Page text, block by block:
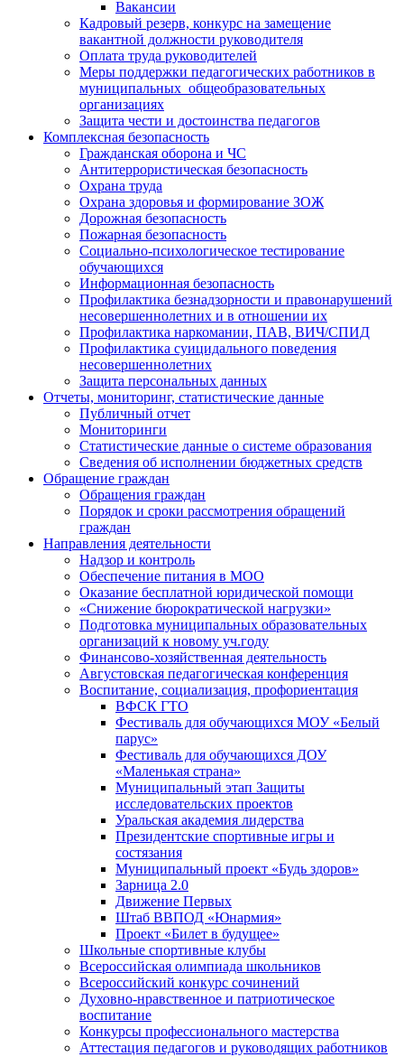
Вакансии
Кадровый резерв, конкурс на замещение
вакантной должности руководителя
Оплата труда руководителей
Меры поддержки педагогических работников в
муниципальных общеобразовательных
организациях
Защита чести и достоинства педагогов
Комплексная безопасность
Гражданская оборона и ЧС
Антитеррористическая безопасность
Охрана труда
Охрана здоровья и формирование ЗОЖ
Дорожная безопасность
Пожарная безопасность
Социально-психологическое тестирование
обучающихся
Информационная безопасность
Профилактика безнадзорности и правонарушений
несовершеннолетних и в отношении их
Профилактика наркомании, ПАВ, ВИЧ/СПИД
Профилактика суицидального поведения
несовершеннолетних
Защита персональных данных
Отчеты, мониторинг, статистические данные
Публичный отчет
Мониторинги
Статистические данные о системе образования
Сведения об исполнении бюджетных средств
Обращение граждан
Обращения граждан
Порядок и сроки рассмотрения обращений
граждан
Направления деятельности
Надзор и контроль
Обеспечение питания в МОО
Оказание бесплатной юридической помощи
«Снижение бюрократической нагрузки»
Подготовка муниципальных образовательных
организаций к новому уч.году
Финансово-хозяйственная деятельность
Августовская педагогическая конференция
Воспитание, социализация, профориентация
ВФСК ГТО
Фестиваль для обучающихся МОУ «Белый
парус»
Фестиваль для обучающихся ДОУ
«Маленькая страна»
Муниципальный этап Защиты
исследовательских проектов
Уральская академия лидерства
Президентские спортивные игры и
состязания
Муниципальный проект «Будь здоров»
Зарница 2.0
Движение Первых
Штаб ВВПОД «Юнармия»
Проект «Билет в будущее»
Школьные спортивные клубы
Всероссийская олимпиада школьников
Всероссийский конкурс сочинений
Духовно-нравственное и патриотическое
воспитание
Конкурсы профессионального мастерства
Аттестация педагогов и руководящих работников